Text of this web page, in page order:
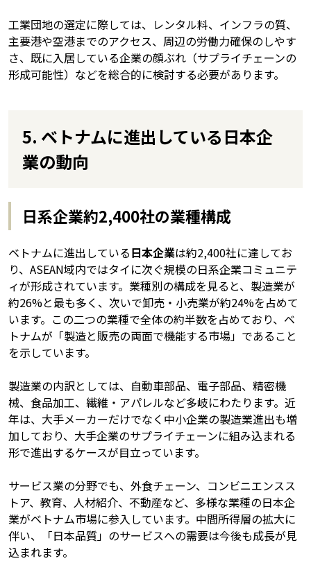
工業団地の選定に際しては、レンタル料、インフラの質、
主要港や空港までのアクセス、周辺の労働力確保のしやす
さ、既に入居している企業の顔ぶれ（サプライチェーンの
形成可能性）などを総合的に検討する必要があります。
5. ベトナムに進出している日本企
業の動向
日系企業約2,400社の業種構成
ベトナムに進出している日本企業は約2,400社に達してお
り、ASEAN域内ではタイに次ぐ規模の日系企業コミュニテ
ィが形成されています。業種別の構成を見ると、製造業が
約26%と最も多く、次いで卸売・小売業が約24%を占めて
います。この二つの業種で全体の約半数を占めており、ベ
トナムが「製造と販売の両面で機能する市場」であること
を示しています。
製造業の内訳としては、自動車部品、電子部品、精密機
械、食品加工、繊維・アパレルなど多岐にわたります。近
年は、大手メーカーだけでなく中小企業の製造業進出も増
加しており、大手企業のサプライチェーンに組み込まれる
形で進出するケースが目立っています。
サービス業の分野でも、外食チェーン、コンビニエンスス
トア、教育、人材紹介、不動産など、多様な業種の日本企
業がベトナム市場に参入しています。中間所得層の拡大に
伴い、「日本品質」のサービスへの需要は今後も成長が見
込まれます。